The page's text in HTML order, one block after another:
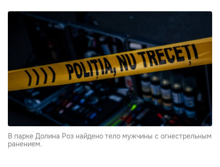
В парке Долина Роз найдено тело мужчины с огнестрельным
ранением.